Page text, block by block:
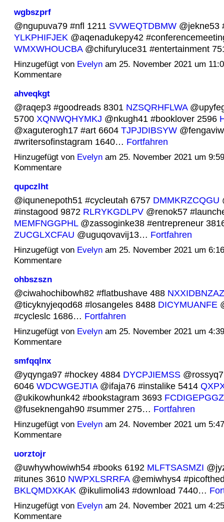
wgbszprf
@ngupuva79 #nfl 1211 SVWEQTDBMW@jekne53
YLKPHIFJEK@aqenadukepy42
WMXWHOUCBA@chifuryluce31 #entertainment
Hinzugefügt von Evelynam 25. November 2021 um
Kommentare
ahveqkgt
@raqep3 #goodreads 8301 NZSQRHFLWA
5700 XQNWQHYMKJ @nkugh41 #booklover 2596
@xaguterogh17 #art 6604 TJPJDIBSYW
#writersofinstagram 1640… Fortfahren
Hinzugefügt von Evelynam 25. November 2021 um
Kommentare
qupczlht
@iqunenepoth51 #cycleutah 6757 DMMKRZCQGU
#instagood 9872 RLRYKGDLPV@renok57
MEMFNGGPHL@zassoginke38 #entrepreneur
ZUCGLXCFAU @uguqovavij13… Fortfahren
Hinzugefügt von Evelynam 25. November 2021 um
Kommentare
ohbszszn
@ciwahochibowh82 #flatbushave 488 NXXIDBNZAZ
@ticyknyjeqod68 #losangeles 8488 DICYMUANFE
#cycleslc 1686… Fortfahren
Hinzugefügt von Evelynam 25. November 2021 um
Kommentare
smfqqlnx
@yqynga97 #hockey 4884 DYCPJIEMSS
6046 WDCWGEJTIA@ifaja76 #instalike 5414
@ukikowhunk42 #bookstagram 3693 FCDIGEPGGZ
@fuseknengah90 #summer 275… Fortfahren
Hinzugefügt von Evelynam 24. November 2021 um
Kommentare
uorztojr
@uwhywhowiwh54 #books 6192 MLFTSASMZI
#itunes 3610 NWPXLSRRFA@emiwhys4
BKLQMDXKAK @ikulimoli43 #download 7440…
Hinzugefügt von Evelynam 24. November 2021 um
Kommentare